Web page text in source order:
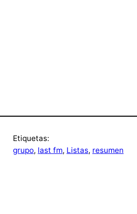
Etiquetas:
grupo, last fm, Listas, resumen